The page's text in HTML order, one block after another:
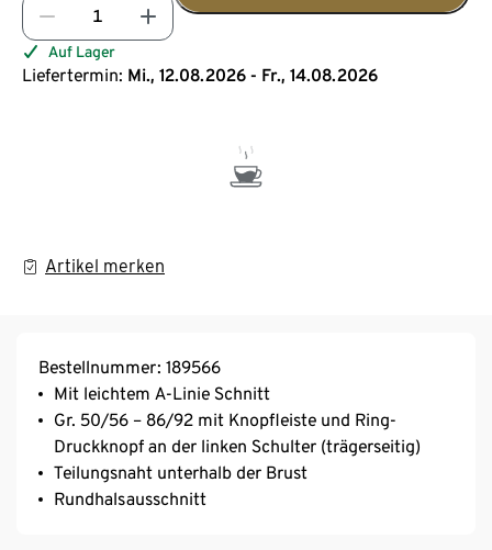
Auf Lager
Liefertermin: Mi., 12.08.2026 - Fr., 14.08.2026
Artikel merken
Bestellnummer: 189566
Mit leichtem A-Linie Schnitt
Gr. 50/56 – 86/92 mit Knopfleiste und Ring-
Druckknopf an der linken Schulter (trägerseitig)
Teilungsnaht unterhalb der Brust
Rundhalsausschnitt